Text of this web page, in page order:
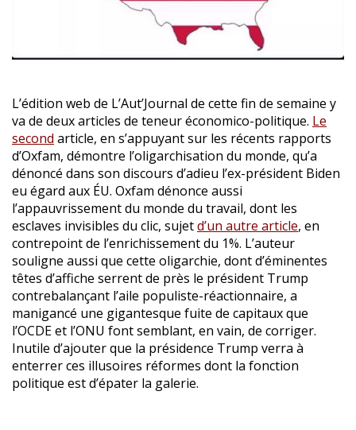
L’édition web de L’Aut’Journal de cette fin de semaine y
va de deux articles de teneur économico-politique. Le
second article, en s’appuyant sur les récents rapports
d’Oxfam, démontre l’oligarchisation du monde, qu’a
dénoncé dans son discours d’adieu l’ex-président Biden
eu égard aux ÉU. Oxfam dénonce aussi
l’appauvrissement du monde du travail, dont les
esclaves invisibles du clic, sujetd’un autre article, en
contrepoint de l’enrichissement du 1%. L’auteur
souligne aussi que cette oligarchie, dont d’éminentes
têtes d’affiche serrent de près le président Trump
contrebalançant l’aile populiste-réactionnaire, a
manigancé une gigantesque fuite de capitaux que
l’OCDE et l’ONU font semblant, en vain, de corriger.
Inutile d’ajouter que la présidence Trump verra à
enterrer ces illusoires réformes dont la fonction
politique est d’épater la galerie.